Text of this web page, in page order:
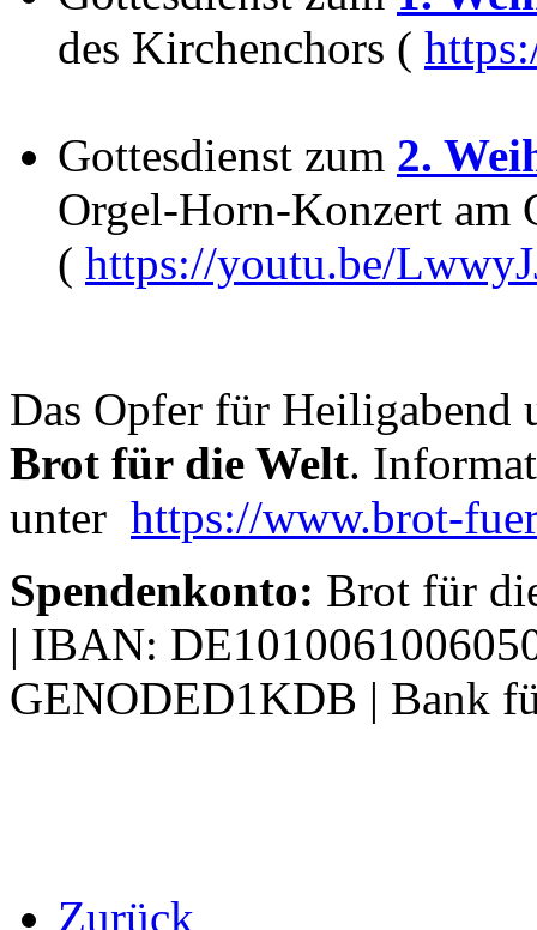
des Kirchenchors (
Gottesdienst zum 2.
Orgel-Horn-Konzert am
( https://youtu.be/
Das Opfer für Heiligabend
Brot für die Welt.
unter https://www.brot-
Spendenkonto: Brot für
| IBAN:
GENODED1KDB | Bank
Zurück